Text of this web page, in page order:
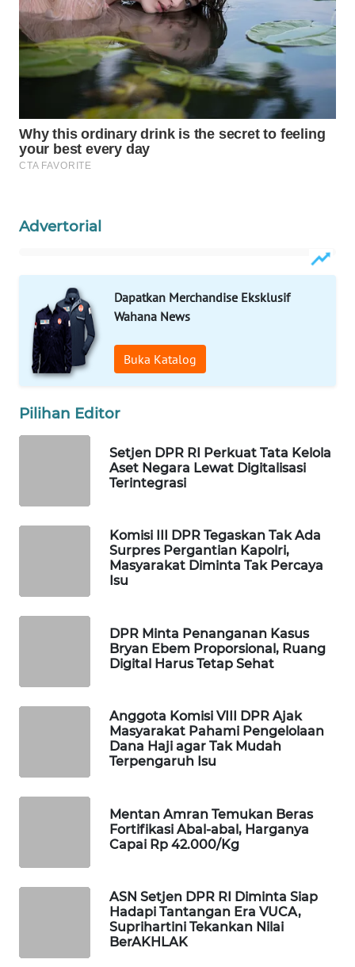
Advertorial
Dapatkan Merchandise Eksklusif
Wahana News
Buka Katalog
Pilihan Editor
Setjen DPR RI Perkuat Tata Kelola
Aset Negara Lewat Digitalisasi
Terintegrasi
Komisi III DPR Tegaskan Tak Ada
Surpres Pergantian Kapolri,
Masyarakat Diminta Tak Percaya
Isu
DPR Minta Penanganan Kasus
Bryan Ebem Proporsional, Ruang
Digital Harus Tetap Sehat
Anggota Komisi VIII DPR Ajak
Masyarakat Pahami Pengelolaan
Dana Haji agar Tak Mudah
Terpengaruh Isu
Mentan Amran Temukan Beras
Fortifikasi Abal-abal, Harganya
Capai Rp 42.000/Kg
ASN Setjen DPR RI Diminta Siap
Hadapi Tantangan Era VUCA,
Suprihartini Tekankan Nilai
BerAKHLAK
WAHANA
TV
WAHANANEWS
ID
WAHANANEWS
WAHANANEWS
NET
WAHANA
SPORT
WAHANA
UMKM
SELEB
WAHANA
OTOMOTIF
LAPAK
Network
KELISTRIKAN